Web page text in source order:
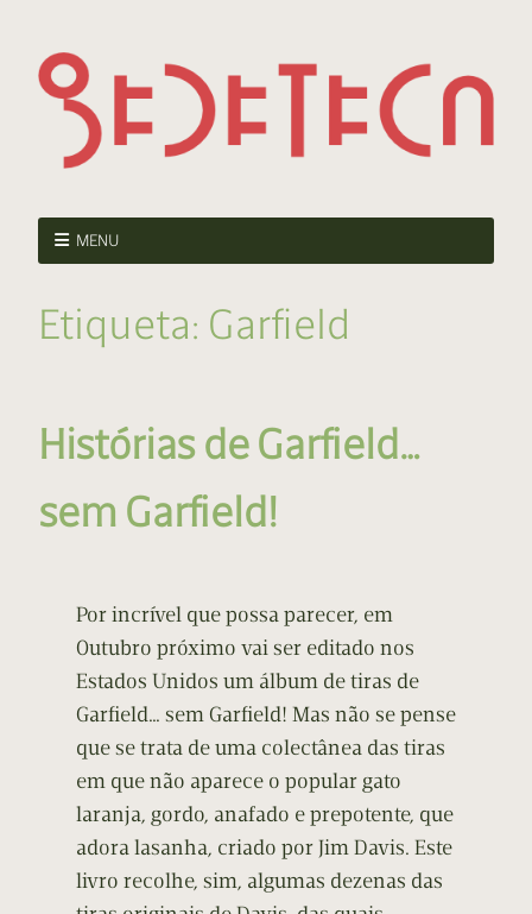
MENU
Etiqueta: Garfield
Histórias de Garfield…
sem Garfield!
Por incrível que possa parecer, em
Outubro próximo vai ser editado nos
Estados Unidos um álbum de tiras de
Garfield… sem Garfield! Mas não se pense
que se trata de uma colectânea das tiras
em que não aparece o popular gato
laranja, gordo, anafado e prepotente, que
adora lasanha, criado por Jim Davis. Este
livro recolhe, sim, algumas dezenas das